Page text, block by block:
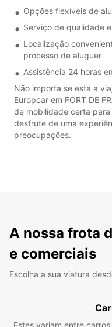
Opções flexíveis de
Serviço de qualidade
Localização
processo de aluguer
Assistência 24 horas
Não importa se está a
Europcar em FORT DE
de mobilidade certa
desfrute de uma
preocupações.
A nossa frota
e comerciais
Escolha a sua viatura
Estes variam entre